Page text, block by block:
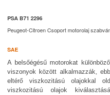
PSA B71 2296
Peugeot-Citroen Csoport motorolaj
SAE
A belsőégésű motorokat
viszonyok között alkalmazzák,
eltérő viszkozitásúolajokkal
viszkozitású olajok